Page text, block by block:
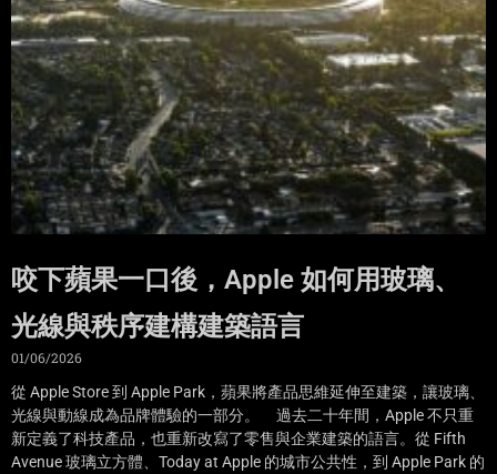
咬下蘋果一口後，Apple 如何用玻璃、
光線與秩序建構建築語言
01/06/2026
從 Apple Store 到 Apple Park，蘋果將產品思維延伸至建築，讓玻璃、
光線與動線成為品牌體驗的一部分。 過去二十年間，Apple 不只重
新定義了科技產品，也重新改寫了零售與企業建築的語言。從 Fifth
Avenue 玻璃立方體、Today at Apple 的城市公共性，到 Apple Park 的